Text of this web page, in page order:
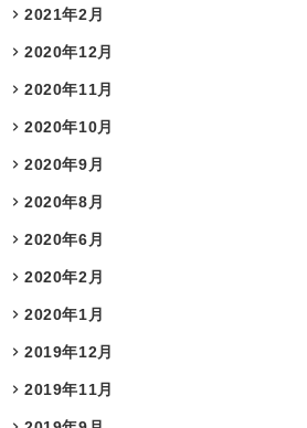
2021年2月
2020年12月
2020年11月
2020年10月
2020年9月
2020年8月
2020年6月
2020年2月
2020年1月
2019年12月
2019年11月